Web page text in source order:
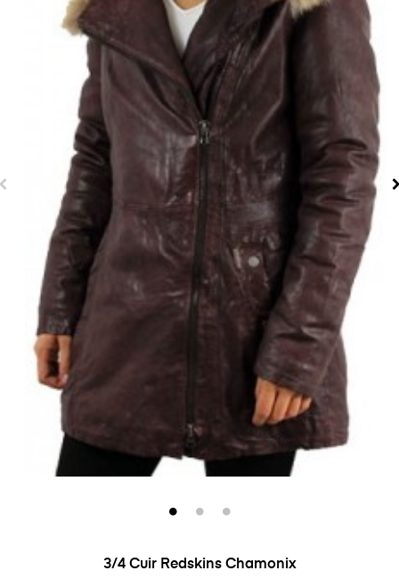
3/4 Cuir Redskins Chamonix